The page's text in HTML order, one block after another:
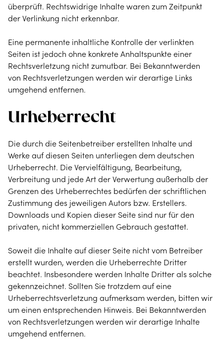
überprüft. Rechtswidrige Inhalte waren zum Zeitpunkt
der Verlinkung nicht erkennbar.
Eine permanente inhaltliche Kontrolle der verlinkten
Seiten ist jedoch ohne konkrete Anhaltspunkte einer
Rechtsverletzung nicht zumutbar. Bei Bekanntwerden
von Rechtsverletzungen werden wir derartige Links
umgehend entfernen.
Urheberrecht
Die durch die Seitenbetreiber erstellten Inhalte und
Werke auf diesen Seiten unterliegen dem deutschen
Urheberrecht. Die Vervielfältigung, Bearbeitung,
Verbreitung und jede Art der Verwertung außerhalb der
Grenzen des Urheberrechtes bedürfen der schriftlichen
Zustimmung des jeweiligen Autors bzw. Erstellers.
Downloads und Kopien dieser Seite sind nur für den
privaten, nicht kommerziellen Gebrauch gestattet.
Soweit die Inhalte auf dieser Seite nicht vom Betreiber
erstellt wurden, werden die Urheberrechte Dritter
beachtet. Insbesondere werden Inhalte Dritter als solche
gekennzeichnet. Sollten Sie trotzdem auf eine
Urheberrechtsverletzung aufmerksam werden, bitten wir
um einen entsprechenden Hinweis. Bei Bekanntwerden
von Rechtsverletzungen werden wir derartige Inhalte
umgehend entfernen.